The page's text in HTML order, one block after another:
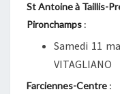
St Antoine à Taillis-
Pironchamps :
Samedi 11
VITAGLIANO
Farciennes-Centre :